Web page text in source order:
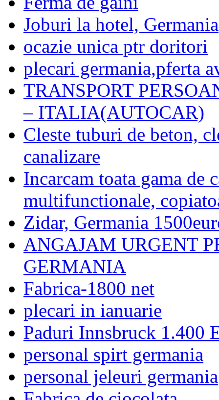
Joburi la hotel, Germania
ocazie unica ptr doritori
plecari germania,pferta
TRANSPORT
– ITALIA(AUTOCAR)
Cleste tuburi de beton,
canalizare
Incarcam toata gama de
multifunctionale,
Zidar, Germania
ANGAJAM URGENT
GERMANIA
Fabrica-1800 net
plecari in ianuarie
Paduri Innsbruck 1.400
personal spirt germania
personal jeleuri germania